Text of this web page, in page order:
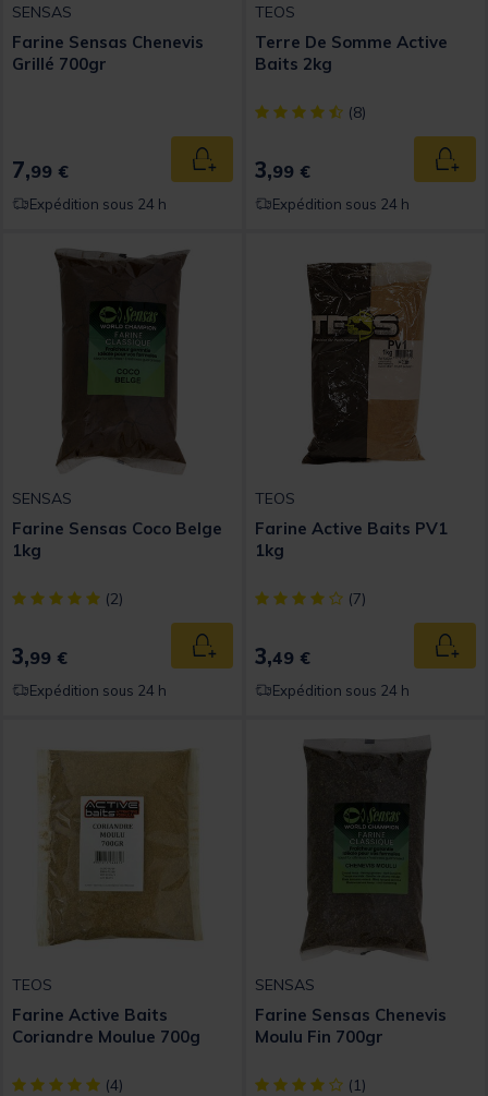
SENSAS
Farine Sensas Chenevis
Grillé 700gr
7,99 € Ajouter au panier
Expédition sous 24 h
TEOS
Terre De Somme Active
Baits 2kg
[object Object] out of 5
(8)
3,99 €
Expédition sous 24 h
SENSAS
Farine Sensas Coco Belge
1kg
[object Object] out of 5 Customer Rating
(2)
3,99 € Ajouter au panier
Expédition sous 24 h
TEOS
Farine Active Baits PV1
1kg
[object Object] out of 5
(7)
3,49 €
Expédition sous 24 h
TEOS
Farine Active Baits
Coriandre Moulue 700g
[object Object] out of 5 Customer Rating
(4)
SENSAS
Farine Sensas Chenevis
Moulu Fin 700gr
[object Object] out of 5
(1)